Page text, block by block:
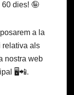
60 dies! 🤪
a la
relativa als
nostra web
🖥📲.